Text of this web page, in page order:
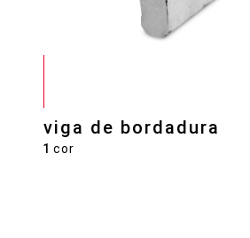
viga de bordadura
1 cor